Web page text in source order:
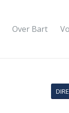
Over Bart